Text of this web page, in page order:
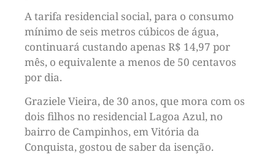
A tarifa residencial social, para o consumo
mínimo de seis metros cúbicos de água,
continuará custando apenas R$ 14,97 por
mês, o equivalente a menos de 50 centavos
por dia.
Graziele Vieira, de 30 anos, que mora com os
dois filhos no residencial Lagoa Azul, no
bairro de Campinhos, em Vitória da
Conquista, gostou de saber da isenção.